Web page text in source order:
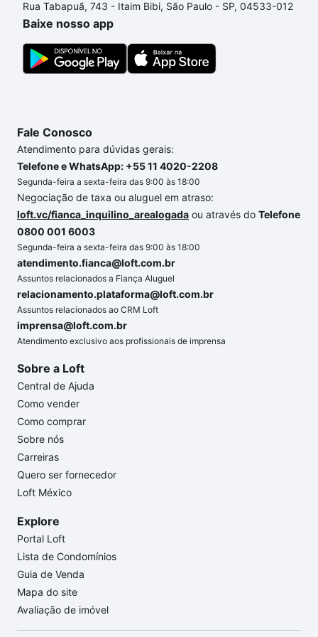
o imóvel dos seus sonhos com segurança e
conforto. Loft, com você até as chaves.
Rua Tabapuã, 743 - Itaim Bibi, São Paulo - SP, 04533-012
Baixe nosso app
Fale Conosco
Atendimento para dúvidas gerais:
Telefone e WhatsApp: +55 11 4020-2208
Segunda-feira a sexta-feira das 9:00 às 18:00
Negociação de taxa ou aluguel em atraso:
loft.vc/fianca_inquilino_arealogada ou através do Telefone
0800 001 6003
Segunda-feira a sexta-feira das 9:00 às 18:00
atendimento.fianca@loft.com.br
Assuntos relacionados a Fiança Aluguel
relacionamento.plataforma@loft.com.br
Assuntos relacionados ao CRM Loft
imprensa@loft.com.br
Atendimento exclusivo aos profissionais de imprensa
Sobre a Loft
Central de Ajuda
Como vender
Como comprar
Sobre nós
Carreiras
Quero ser fornecedor
Loft México
Explore
Portal Loft
Lista de Condomínios
Guia de Venda
Mapa do site
Avaliação de imóvel